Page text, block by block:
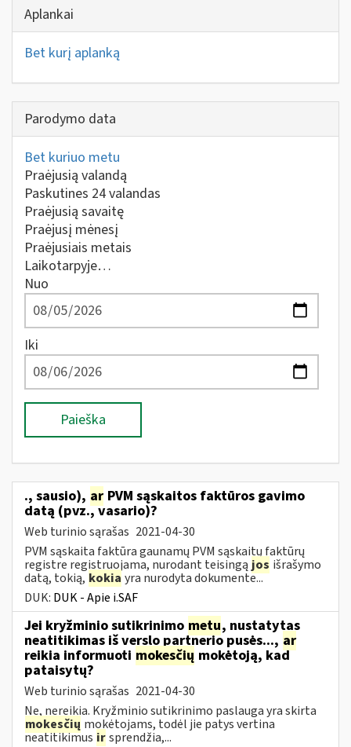
Aplankai
Bet kurį aplanką
Parodymo data
Bet kuriuo metu
Praėjusią valandą
Paskutines 24 valandas
Praėjusią savaitę
Praėjusį mėnesį
Praėjusiais metais
Laikotarpyje…
Nuo
Iki
Paieška
., sausio), ar PVM sąskaitos faktūros gavimo
datą (pvz., vasario)?
Web turinio sąrašas 2021-04-30
PVM sąskaita faktūra gaunamų PVM sąskaitų faktūrų
registre registruojama, nurodant teisingą jos išrašymo
datą, tokią, kokia yra nurodyta dokumente...
DUK: DUK - Apie i.SAF
Jei kryžminio sutikrinimo metu, nustatytas
neatitikimas iš verslo partnerio pusės..., ar
reikia informuoti mokesčių mokėtoją, kad
pataisytų?
Web turinio sąrašas 2021-04-30
Ne, nereikia. Kryžminio sutikrinimo paslauga yra skirta
mokesčių mokėtojams, todėl jie patys vertina
neatitikimus irsprendžia,...